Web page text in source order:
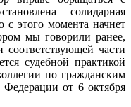
солидарная
с этого момента начнет
мы говорили ранее,
соответствующей части
судебной практикой
по гражданским
от 6 октября